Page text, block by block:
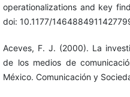
operationalizations and key
doi: 10.1177/
Aceves, F. J. (2000). La
de los medios de
México. Comunicación y